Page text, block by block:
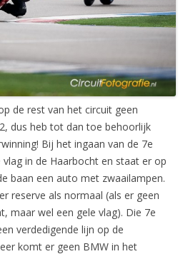
de rest van het circuit geen
dus heb tot dan toe behoorlijk
Bij het ingaan van de 7e
in de Haarbocht en staat er op
baan een auto met zwaailampen.
reserve als normaal (als er geen
maar wel een gele vlag). Die 7e
verdedigende lijn op de
komt er geen BMW in het